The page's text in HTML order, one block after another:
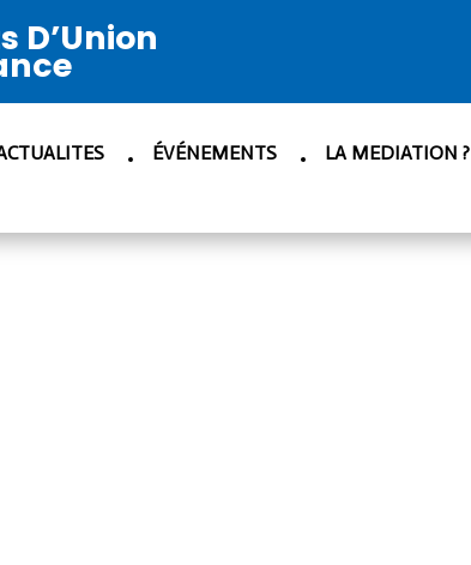
D’Union
ÉVÉNEMENTS LA MEDIATION ?